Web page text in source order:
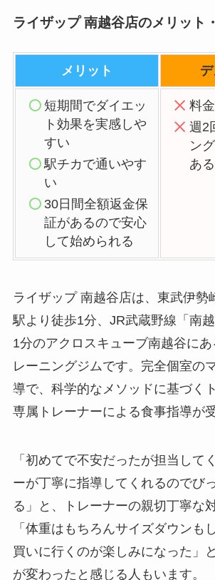
ライザップ 南越谷店のメリット
メリット
短期間でダイエッ
ト効果を実感しや
すい
駅チカで通いやす
い
30日間全額返金保
証があるので安心
して始められる
料
週2
ン
ある
ライザップ 南越谷店は、東武伊勢
駅より徒歩1分、JR武蔵野線「南
1分のアクロスキューブ南越谷にあ
レーニングジムです。完全個室の
導で、科学的なメソッドに基づく
専属トレーナーによる食事指導が
「初めてで不安だったが担当して
ーが丁寧に指導してくれるのでび
る」と、トレーナーの親切丁寧な
「体重はもちろんサイズダウンも
買いに行くのが楽しみになった」
が変わったと感じる人もいます。